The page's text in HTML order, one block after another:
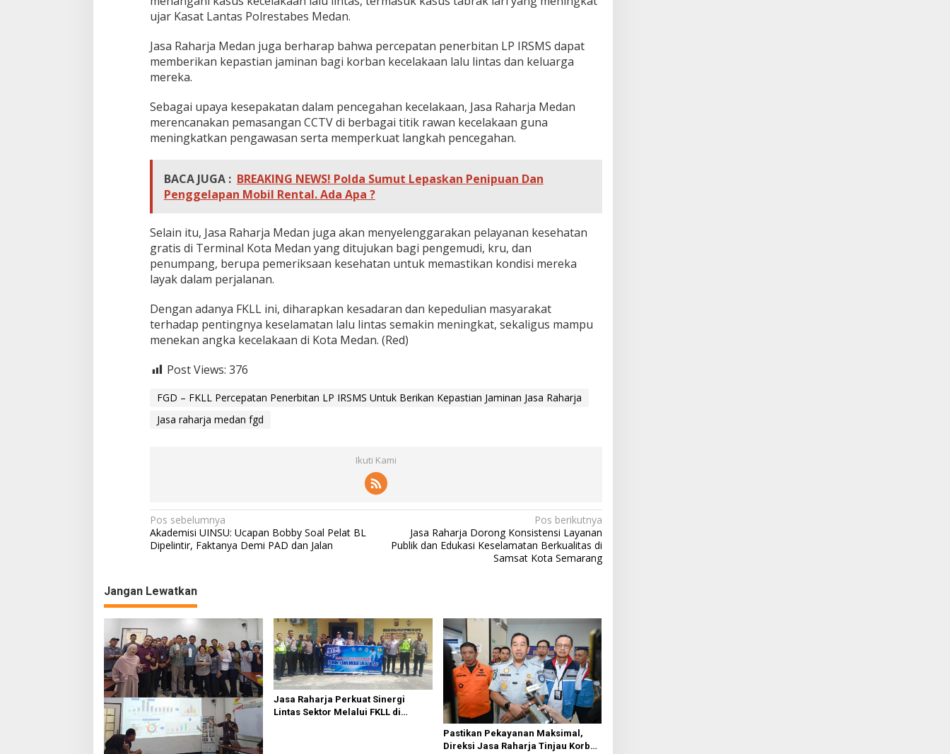
a
m
n
n
J
s
a
R
a
r
j
ujar Kasat Lantas Polrestabes Medan.
Jasa Raharja Medan juga berharap bahwa percepatan penerbitan LP IRSMS dapat
memberikan kepastian jaminan bagi korban kecelakaan lalu lintas dan keluarga
mereka.
Sebagai upaya kesepakatan dalam pencegahan kecelakaan, Jasa Raharja Medan
merencanakan pemasangan CCTV di berbagai titik rawan kecelakaan guna
meningkatkan pengawasan serta memperkuat langkah pencegahan.
BACA JUGA : BREAKING NEWS! Polda Sumut Lepaskan Penipuan Dan
Penggelapan Mobil Rental. Ada Apa ?
Selain itu, Jasa Raharja Medan juga akan menyelenggarakan pelayanan kesehatan
gratis di Terminal Kota Medan yang ditujukan bagi pengemudi, kru, dan
penumpang, berupa pemeriksaan kesehatan untuk memastikan kondisi mereka
layak dalam perjalanan.
Dengan adanya FKLL ini, diharapkan kesadaran dan kepedulian masyarakat
terhadap pentingnya keselamatan lalu lintas semakin meningkat, sekaligus mampu
menekan angka kecelakaan di Kota Medan. (Red)
Post Views: 376
FGD – FKLL Percepatan Penerbitan LP IRSMS Untuk Berikan Kepastian Jaminan Jasa Raharja
Jasa raharja medan fgd
Ikuti Kami
N
a
g
a
s
i
p
o
s
Pos sebelumnya
Akademisi UINSU: Ucapan Bobby Soal Pelat BL
Dipelintir, Faktanya Demi PAD dan Jalan
Pos berikutnya
Jasa Raharja Dorong Konsistensi Layanan
Publik dan Edukasi Keselamatan Berkualitas di
Samsat Kota Semarang
Jangan Lewatkan
Jasa Raharja Perkuat Sinergi
Lintas Sektor Melalui FKLL di
Pastikan Pekayanan Maksimal,
Direksi Jasa Raharja Tinjau Korban